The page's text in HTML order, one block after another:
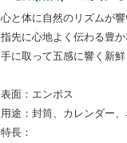
心と体に自然のリズムが
指先に心地よく伝わる豊か
手に取って五感に響く新鮮
表面：エンボス
用途：封筒、カレンダー
特長：